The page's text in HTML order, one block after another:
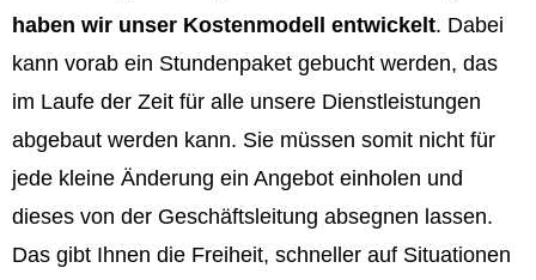
haben wir unser Kostenmodell entwickelt. Dabei
kann vorab ein Stundenpaket gebucht werden, das
im Laufe der Zeit für alle unsere Dienstleistungen
abgebaut werden kann. Sie müssen somit nicht für
jede kleine Änderung ein Angebot einholen und
dieses von der Geschäftsleitung absegnen lassen.
Das gibt Ihnen die Freiheit, schneller auf Situationen